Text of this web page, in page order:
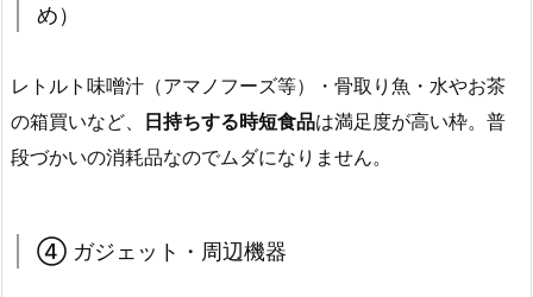
め）
レトルト味噌汁（アマノフーズ等）・骨取り魚・水やお茶
の箱買いなど、
日持ちする時短食品は満足度が高い枠。普
段づかいの消耗品なのでムダになりません。
④ ガジェット・周辺機器